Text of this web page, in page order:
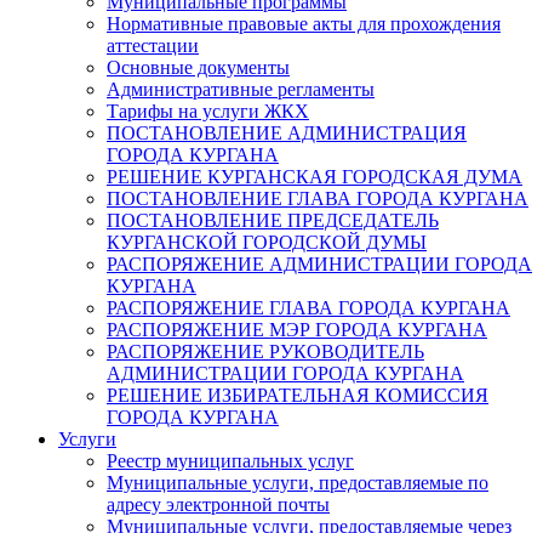
Нормативные правовые акты для прохождения
аттестации
Основные документы
Административные регламенты
Тарифы на услуги ЖКХ
ПОСТАНОВЛЕНИЕ АДМИНИСТРАЦИЯ
ГОРОДА КУРГАНА
РЕШЕНИЕ КУРГАНСКАЯ ГОРОДСКАЯ ДУМА
ПОСТАНОВЛЕНИЕ ГЛАВА ГОРОДА КУРГАНА
ПОСТАНОВЛЕНИЕ ПРЕДСЕДАТЕЛЬ
КУРГАНСКОЙ ГОРОДСКОЙ ДУМЫ
РАСПОРЯЖЕНИЕ АДМИНИСТРАЦИИ ГОРОДА
КУРГАНА
РАСПОРЯЖЕНИЕ ГЛАВА ГОРОДА КУРГАНА
РАСПОРЯЖЕНИЕ МЭР ГОРОДА КУРГАНА
РАСПОРЯЖЕНИЕ РУКОВОДИТЕЛЬ
АДМИНИСТРАЦИИ ГОРОДА КУРГАНА
РЕШЕНИЕ ИЗБИРАТЕЛЬНАЯ КОМИССИЯ
ГОРОДА КУРГАНА
Услуги
Реестр муниципальных услуг
Муниципальные услуги, предоставляемые по
адресу электронной почты
Муниципальные услуги, предоставляемые через